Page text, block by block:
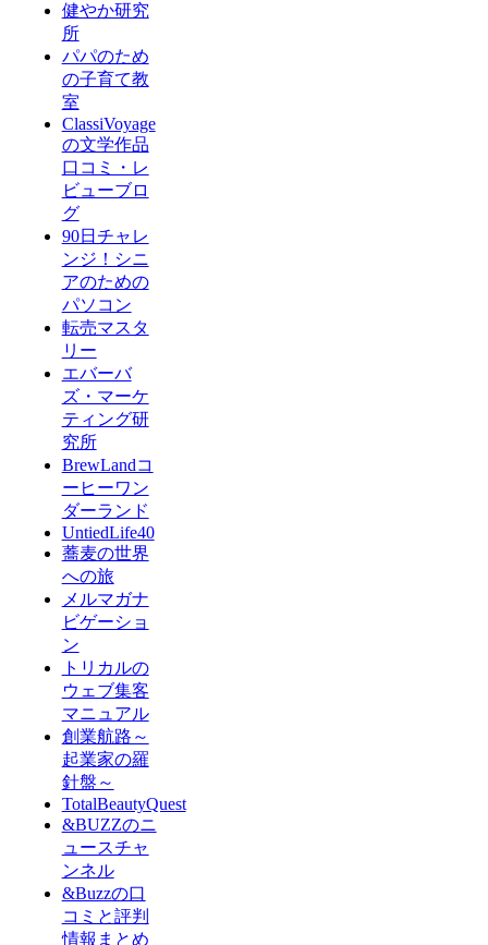
健やか研究
所
パパのため
の子育て教
室
ClassiVoyage
の文学作品
口コミ・レ
ビューブロ
グ
90日チャレ
ンジ！シニ
アのための
パソコン
転売マスタ
リー
エバーバ
ズ・マーケ
ティング研
究所
BrewLandコ
ーヒーワン
ダーランド
UntiedLife40
蕎麦の世界
への旅
メルマガナ
ビゲーショ
ン
トリカルの
ウェブ集客
マニュアル
創業航路～
起業家の羅
針盤～
TotalBeautyQuest
&BUZZのニ
ュースチャ
ンネル
&Buzzの口
コミと評判
情報まとめ